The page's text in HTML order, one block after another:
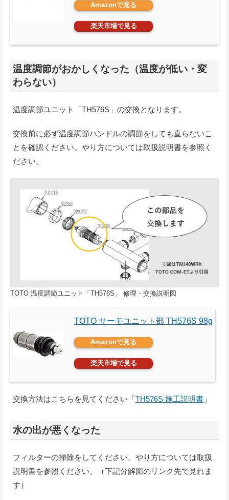
Amazonで見る
楽天市場で見る
温度調節がおかしくなった（温度が低い・変
わらない）
温度調節ユニット「TH576S」の交換となります。
交換前に必ず温度調節ハンドルの調節をしても直らないこ
とを確認ください。やり方については取扱説明書を参照く
ださい。
TOTO 温度調節ユニット「TH576S」 修理・交換説明図
TOTO サーモユニット部 TH576S 98g
Amazonで見る
楽天市場で見る
交換方法はこちらを見てください「TH576S 施工説明書 」
水の出が悪くなった
フィルターの掃除をしてください。やり方については取扱
説明書を参照ください。（下記分解図のリンク先で見れま
す）